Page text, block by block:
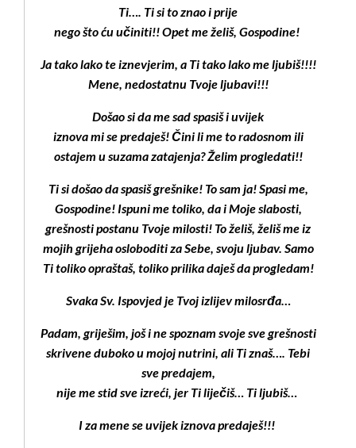
Ti…. Ti si to znao i prije
nego što ću učiniti!! Opet me želiš, Gospodine!
Ja tako lako te iznevjerim, a Ti tako lako me ljubiš!!!!
Mene, nedostatnu Tvoje ljubavi!!!
Došao si da me sad spasiš i uvijek
iznova mi se predaješ! Čini li me to radosnom ili
ostajem u suzama zatajenja? Želim progledati!!
Ti si došao da spasiš grešnike! To sam ja! Spasi me,
Gospodine! Ispuni me toliko, da i Moje slabosti,
grešnosti postanu Tvoje milosti! To želiš, želiš me iz
mojih grijeha osloboditi za Sebe, svoju ljubav. Samo
Ti toliko opraštaš, toliko prilika daješ da progledam!
Svaka Sv. Ispovjed je Tvoj izlijev milosrđa…
Padam, griješim, još i ne spoznam svoje sve grešnosti
skrivene duboko u mojoj nutrini, ali Ti znaš…. Tebi
sve predajem,
nije me stid sve izreći, jer Ti liječiš… Ti ljubiš…
I za mene se uvijek iznova predaješ!!!